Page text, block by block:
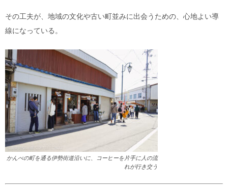
その工夫が、地域の文化や古い町並みに出会うための、心地よい導
線になっている。
かんべの町を通る伊勢街道沿いに、コーヒーを片手に人の流
れが行き交う